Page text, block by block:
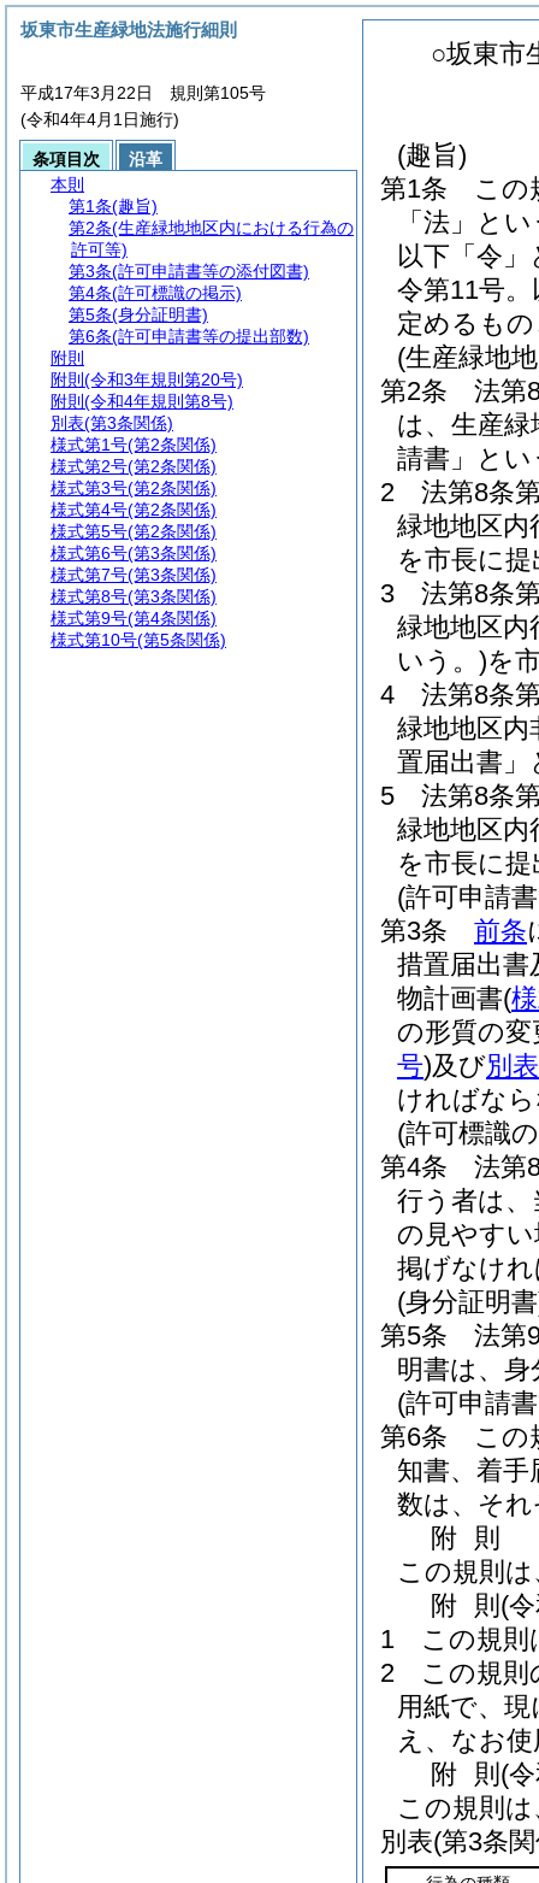
○坂東市
(趣旨)
第1条
この
「法」と
以下「令
令第11号
定めるも
(生産緑地
第2条
法第
は、生産緑
請書」とい
2
法第8条
緑地地区内
を市長に
3
法第8条
緑地地区内
いう。)を
4
法第8条
緑地地区内
置届出書」
5
法第8条
緑地地区内
を市長に
(許可申請
第3条
前条
措置届出書
物計画書(
の形質の
号)及び別表
ければな
(許可標識
第4条
法第
行う者は
の見やすい
掲げなけ
(身分証明
第5条
法第
明書は、身
(許可申請
第6条
この
知書、着手
数は、そ
附 則
この規則
附 則 (
1
この規則
2
この規則
用紙で、
え、なお
附 則 (
この規則
別表(第3条
坂東市生産緑地法施行細則
平成17年3月22日 規則第105号
(令和4年4月1日施行)
条項目次
沿革
本則
第1条(趣旨)
第2条(生産緑地地区内における行為の
許可等)
第3条(許可申請書等の添付図書)
第4条(許可標識の掲示)
第5条(身分証明書)
第6条(許可申請書等の提出部数)
附則
附則 (令和3年規則第20号)
附則 (令和4年規則第8号)
別表(第3条関係)
様式第1号(第2条関係)
様式第2号(第2条関係)
様式第3号(第2条関係)
様式第4号(第2条関係)
様式第5号(第2条関係)
様式第6号(第3条関係)
様式第7号(第3条関係)
様式第8号(第3条関係)
様式第9号(第4条関係)
様式第10号(第5条関係)